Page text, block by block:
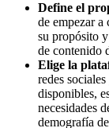
BTL,
Periódicos
Producción
Gráfica
Colombia.
Define el
de empezar
su propósito
de contenido
Elige la
redes
disponibles,
necesidades
demografía